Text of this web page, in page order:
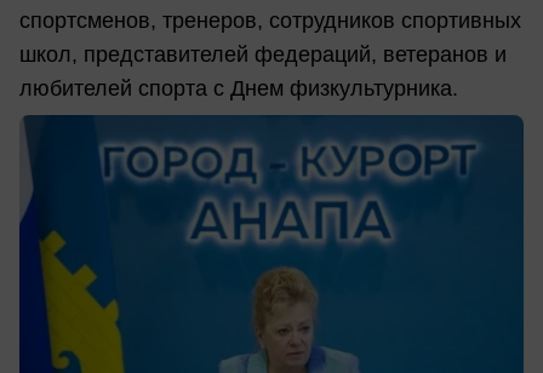
спортсменов, тренеров, сотрудников спортивных
школ, представителей федераций, ветеранов и
любителей спорта с Днем физкультурника.